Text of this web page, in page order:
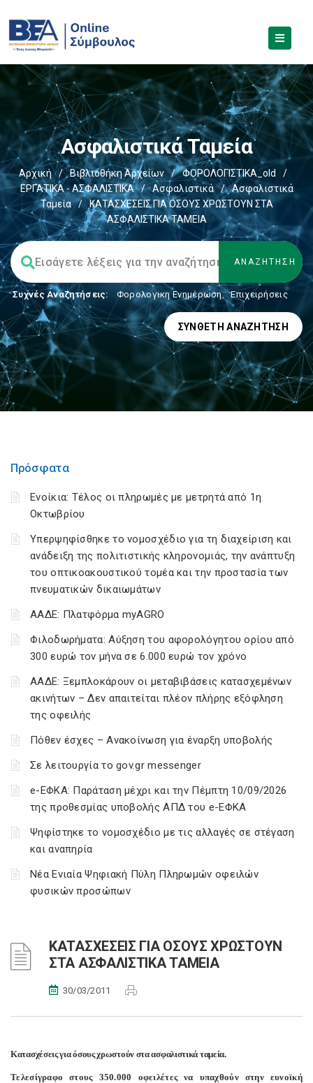
Ασφαλιστικά Ταμεία
Αρχική / Βιβλιοθήκη Αρχείων / ΦΟΡΟΛΟΓΙΣΤΙΚΑ_old
/
ΕΡΓΑΤΙΚΑ - ΑΣΦΑΛΙΣΤΙΚΑ
/ Ασφαλιστικά /
Ασφαλιστικά
Ταμεία
/
ΚΑΤΑΣΧΕΣΕΙΣ ΓΙΑ ΟΣΟΥΣ ΧΡΩΣΤΟΥΝ ΣΤΑ
ΑΣΦΑΛΙΣΤΙΚΑ ΤΑΜΕΙΑ
Συχνές Αναζητήσεις: Φορολογικη Ενημέρωση, Επιχειρήσεις
ΣΎΝΘΕΤΗ ΑΝΑΖΉΤΗΣΗ
Πρόσφατα
Ενοίκια: Τέλος οι πληρωμές με μετρητά από 1η
Οκτωβρίου
Υπερψηφίσθηκε το νομοσχέδιο για τη διαχείριση και
ανάδειξη της πολιτιστικής κληρονομιάς, την ανάπτυξη
του οπτικοακουστικού τομέα και την προστασία των
πνευματικών δικαιωμάτων
ΑΑΔΕ: Πλατφόρμα myAGRO
Φιλοδωρήματα: Αύξηση του αφορολόγητου ορίου από
300 ευρώ τον μήνα σε 6.000 ευρώ τον χρόνο
ΑΑΔΕ: Ξεμπλοκάρουν οι μεταβιβάσεις κατασχεμένων
ακινήτων – Δεν απαιτείται πλέον πλήρης εξόφληση
της οφειλής
Πόθεν έσχες – Ανακοίνωση για έναρξη υποβολής
Σε λειτουργία το gov.gr messenger
e-ΕΦΚΑ: Παράταση μέχρι και την Πέμπτη 10/09/2026
της προθεσμίας υποβολής ΑΠΔ του e-ΕΦΚΑ
Ψηφίστηκε το νομοσχέδιο με τις αλλαγές σε στέγαση
και αναπηρία
Νέα Ενιαία Ψηφιακή Πύλη Πληρωμών οφειλών
φυσικών προσώπων
ΚΑΤΑΣΧΕΣΕΙΣ ΓΙΑ ΟΣΟΥΣ ΧΡΩΣΤΟΥΝ
ΣΤΑ ΑΣΦΑΛΙΣΤΙΚΑ ΤΑΜΕΙΑ
30/03/2011
Κατασχέσεις για όσους χρωστούν στα ασφαλιστικά ταμεία.
Τελεσίγραφο στους 350.000 οφειλέτες να υπαχθούν στην ευνοϊκή